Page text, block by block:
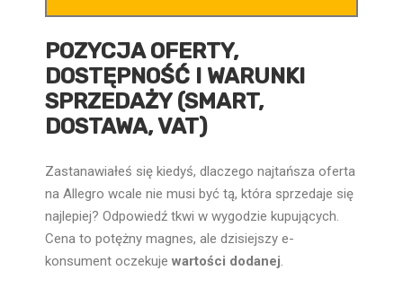
POZYCJA OFERTY,
DOSTĘPNOŚĆ I WARUNKI
SPRZEDAŻY (SMART,
DOSTAWA, VAT)
Zastanawiałeś się kiedyś, dlaczego najtańsza oferta
na Allegro wcale nie musi być tą, która sprzedaje się
najlepiej? Odpowiedź tkwi w wygodzie kupujących.
Cena to potężny magnes, ale dzisiejszy e-
konsument oczekuje wartości dodanej.